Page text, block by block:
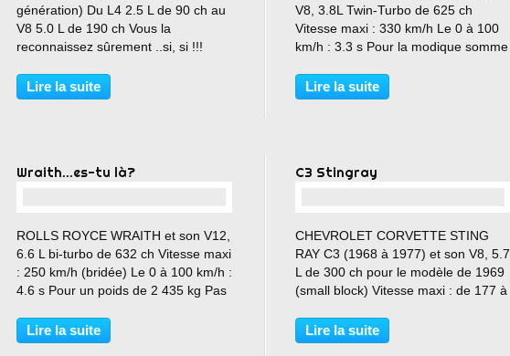
génération) Du L4 2.5 L de 90 ch au
V8 5.0 L de 190 ch Vous la
reconnaissez sûrement ..si, si !!!
va de gauche à droite ... Kitt dans
K2000 bien-sûr !!!
Lire la suite
V8, 3.8L Twin-Turbo de 625 ch
Vitesse maxi : 330 km/h Le 0 à 100
km/h : 3.3 s Pour la modique somme
ou à revoir :
http://performancecars.over-
Lire la suite
Wraith...es-tu là?
ROLLS ROYCE WRAITH et son V12,
6.6 L bi-turbo de 632 ch Vitesse maxi
: 250 km/h (bridée) Le 0 à 100 km/h :
4.6 s Pour un poids de 2 435 kg Pas
Lire la suite
C3 Stingray
CHEVROLET CORVETTE STING
RAY C3 (1968 à 1977) et son V8, 5.7
L de 300 ch pour le modèle de 1969
(small block) Vitesse maxi : de 177 à
7.5 s Une caisse mythique !!!!
Lire la suite